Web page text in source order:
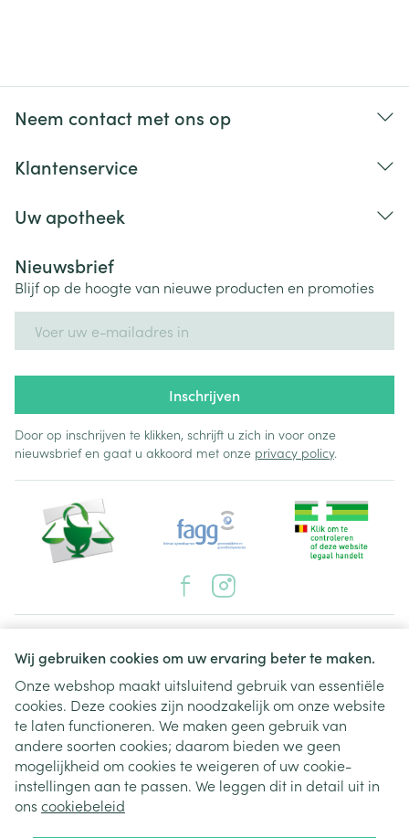
Wij gebruiken cookies om uw ervaring beter te maken.
Onze webshop maakt uitsluitend gebruik van essentiële
cookies. Deze cookies zijn noodzakelijk om onze website
te laten functioneren. We maken geen gebruik van
andere soorten cookies; daarom bieden we geen
mogelijkheid om cookies te weigeren of uw cookie-
instellingen aan te passen. We leggen dit in detail uit in
ons cookiebeleid
Neem contact met ons op
Klantenservice
Uw apotheek
Nieuwsbrief
Blijf op de hoogte van nieuwe producten en promoties
Inschrijven
Door op inschrijven te klikken, schrijft u zich in voor onze
nieuwsbrief en gaat u akkoord met onze privacy policy.
Juridische links